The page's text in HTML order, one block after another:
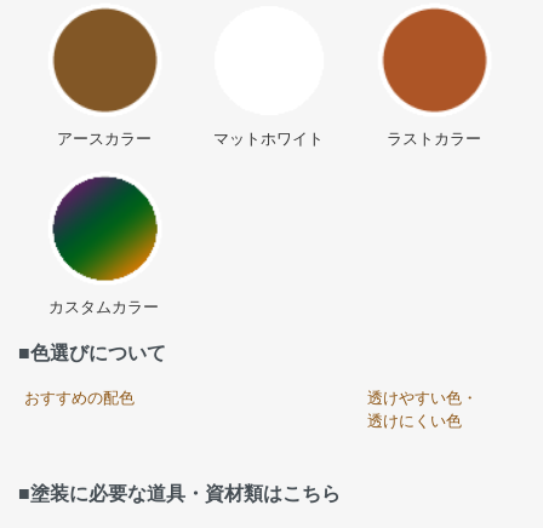
アースカラー マットホワイト ラストカラー
カスタムカラー
■色選びについて
おすすめの配色
透けやすい色・
透けにくい色
■塗装に必要な道具・資材類はこちら